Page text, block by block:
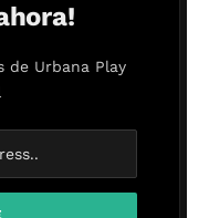
de Urbana Play